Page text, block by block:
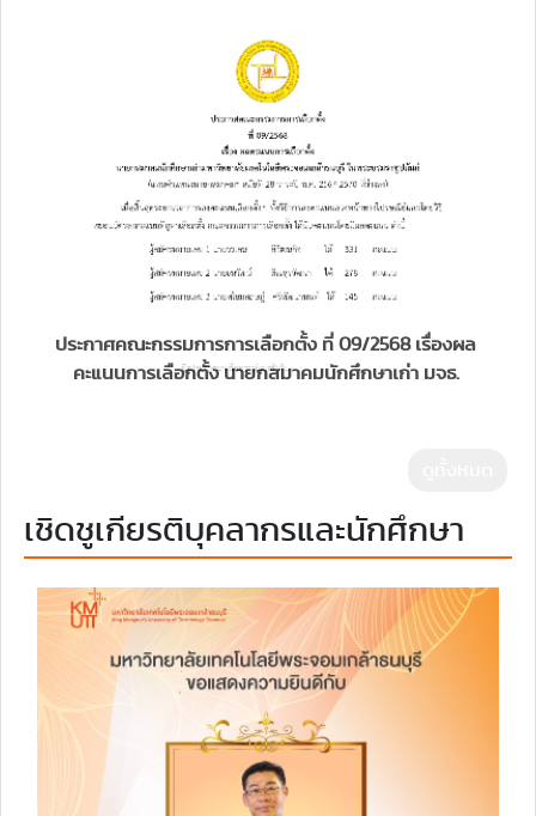
ประกาศคณะกรรมการการเลือกตั้ง ที่ 09/2568 เรื่องผล
คะแนนการเลือกตั้ง นายกสมาคมนักศึกษาเก่า มจธ.
เชิดชูเกียรติบุคลากรและนักศึกษา